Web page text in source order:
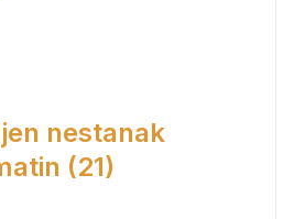
nestanak
(21)